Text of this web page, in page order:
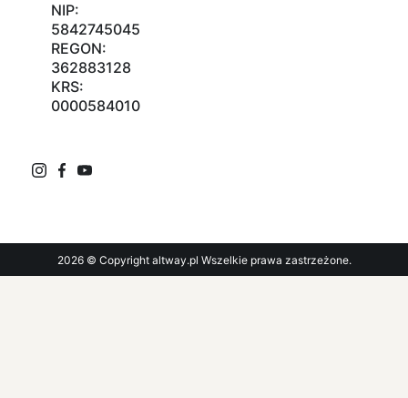
NIP:
5842745045
REGON:
362883128
KRS:
0000584010